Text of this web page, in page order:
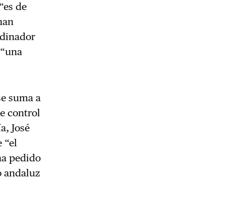
de
suma a
control
José
“el
pedido
andaluz